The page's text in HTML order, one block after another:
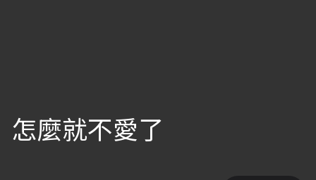
怎麼就不愛了